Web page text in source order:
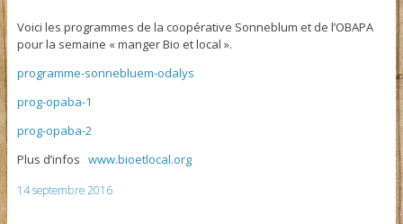
Voici les programmes de la coopérative Sonneblum et de l’OBAPA
pour la semaine « manger Bio et local ».
programme-sonnebluem-odalys
prog-opaba-1
prog-opaba-2
Plus d’infos www.bioetlocal.org
14 septembre 2016